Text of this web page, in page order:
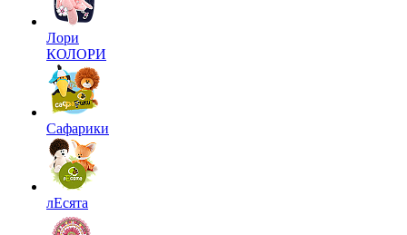
Лори
КОЛОРИ
Сафарики
лЕсята